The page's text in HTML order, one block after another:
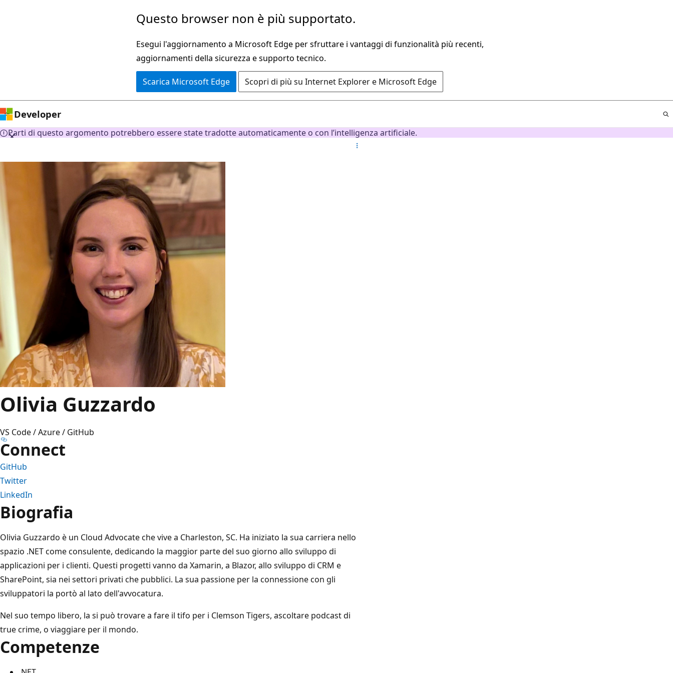
Questo browser non è più supportato.
Esegui l'aggiornamento a Microsoft Edge per sfruttare i vantaggi di funzionalità più recenti,
aggiornamenti della sicurezza e supporto tecnico.
Scarica Microsoft Edge Scopri di più su Internet Explorer e Microsoft Edge
Developer
Parti di questo argomento potrebbero essere state tradotte automaticamente o con l’intelligenza artificiale.
Olivia Guzzardo
VS Code / Azure / GitHub
Connect
GitHub
Twitter
LinkedIn
Biografia
Olivia Guzzardo è un Cloud Advocate che vive a Charleston, SC. Ha iniziato la sua carriera nello
spazio .NET come consulente, dedicando la maggior parte del suo giorno allo sviluppo di
applicazioni per i clienti. Questi progetti vanno da Xamarin, a Blazor, allo sviluppo di CRM e
SharePoint, sia nei settori privati che pubblici. La sua passione per la connessione con gli
sviluppatori la portò al lato dell'avvocatura.
Nel suo tempo libero, la si può trovare a fare il tifo per i Clemson Tigers, ascoltare podcast di
true crime, o viaggiare per il mondo.
Competenze